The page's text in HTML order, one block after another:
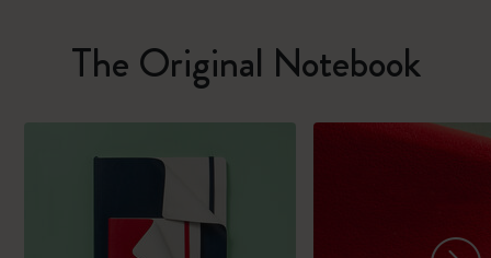
The Original Notebook